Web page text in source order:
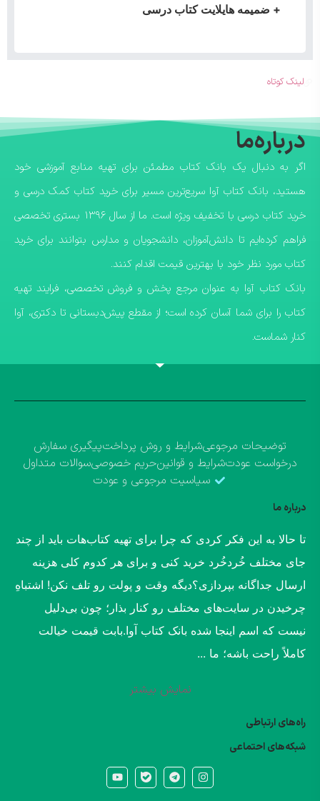
+ ضمیمه هایلایت کتاب درسی
لینک کوتاه
درباره‌ما
اگر به دنبال یک بانک کتاب مطمئن برای تهیه منابع آموزشی خود
هستید، بانک کتاب آوا سریع‌ترین مسیر برای خرید کتاب کمک درسی و
خرید کتاب درسی با تخفیف ویژه است. ما از سال ۱۳۹۶ بستری تخصصی
فراهم کرده‌ایم تا دانش‌آموزان، دانشجویان و مدارس بتوانند برای خرید
کتاب مورد نظر خود با بهترین قیمت اقدام کنند.
​بانک کتاب آوا به عنوان مرجع پخش و فروش تخصصی، فرایند تهیه
کتاب را برای شما آسان کرده است؛ از مقطع پیش‌دبستانی تا دکتری، آوا
کنار شماست.
توضیحات مرجوعیشرایط و روش پرداختپیگیری سفارش
درخواست عودتشرایط و قوانینحریم خصوصیسوالات متداول
سیاسیت مرجوعی و عودت
درباره ما
​تا حالا به این فکر کردی که چرا برای تهیه کتاب‌هات باید از چند
جای مختلف خُردخُرد خرید کنی و برای هر کدوم کلی هزینه
ارسال جداگانه بپردازی؟​دیگه وقت و پولت رو تلف نکن! اشتباهِ
چرخیدن در سایت‌های مختلف رو کنار بذار؛ چون بی‌دلیل
نیست که اسم اینجا شده بانک کتاب آوا.​بابت قیمت خیالت
کاملاً راحت باشه؛ ما ...
نمایش بیشتر
راه‌های ارتباطی
شبکه‌های احتماعی